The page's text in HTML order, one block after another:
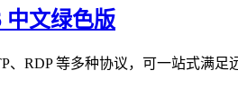
中文绿色版
、RDP 等多种协议，可一站式